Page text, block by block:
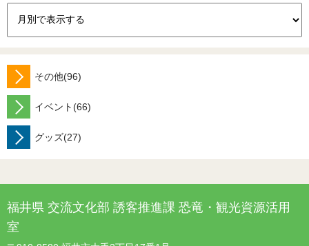
その他(96)
イベント(66)
グッズ(27)
福井県 交流文化部 誘客推進課 恐竜・観光資源活用
室